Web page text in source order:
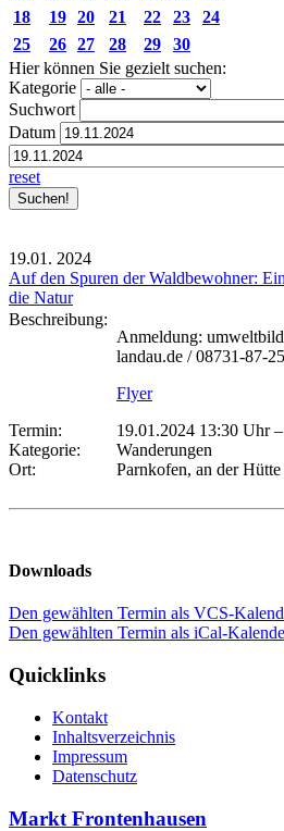
18
19 20 21 22 23
24
25
26 27 28 29
30
Hier können Sie gezielt suchen:
Kategorie
Suchwort
Datum
reset
19.01. 2024
Auf den Spuren der Waldbewohner:
die Natur
Beschreibung:
Anmeldung:
landau.de / 08731-87-
Flyer
Termin:
19.01.2024 13:30 Uhr–
Kategorie:
Wanderungen
Ort:
Parnkofen, an der
Downloads
Den gewählten Termin als VCS-
Den gewählten Termin als iCal-
Quicklinks
Kontakt
Inhaltsverzeichnis
Impressum
Datenschutz
Markt Frontenhausen